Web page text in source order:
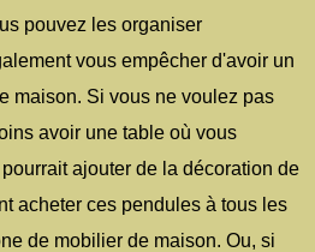
pouvez les organiser
vous empêcher d'avoir un
maison. Si vous ne voulez pas
avoir une table où vous
ajouter de la décoration de
acheter ces pendules à tous les
de mobilier de maison. Ou, si